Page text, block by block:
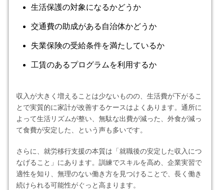
生活保護の対象になるかどうか
交通費の助成がある自治体かどうか
失業保険の受給条件を満たしているか
工賃のあるプログラムを利用するか
収入が大きく増えることは少ないものの、生活費が下がるこ
とで実質的に家計が改善するケースはよくあります。通所に
よって生活リズムが整い、無駄な出費が減った、外食が減っ
て食費が安定した、という声も多いです。
さらに、就労移行支援の本質は「就職後の安定した収入につ
なげること」にあります。訓練でスキルを高め、企業実習で
適性を知り、無理のない働き方を見つけることで、長く働き
続けられる可能性がぐっと高まります。